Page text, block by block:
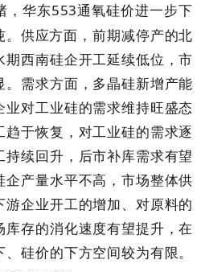
，华东553通氧硅价进一步下
。供应方面，前期减停产的北
期西南硅企开工延续低位，市
。需求方面，多晶硅新增产能
业对工业硅的需求维持旺盛态
于恢复，对工业硅的需求逐
续回升，后市补库需求有望
企产量水平不高，市场整体供
游企业开工的增加、对原料的
存的消化速度有望提升，在
硅价的下方空间较为有限。